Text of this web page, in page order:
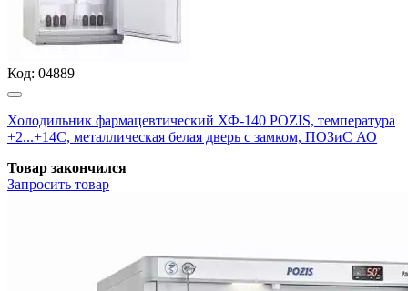
Код: 04889
Холодильник фармацевтический ХФ-140 POZIS, температура
+2...+14С, металлическая белая дверь с замком, ПОЗиС АО
Товар закончился
Запросить товар